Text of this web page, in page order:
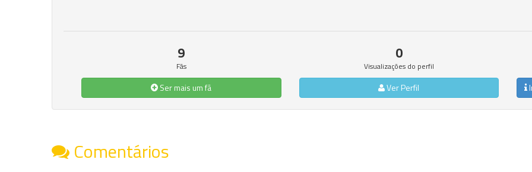
9
Fãs
Ser mais um fã
0
Visualizações do perfil
Ver Perfil
Comentários